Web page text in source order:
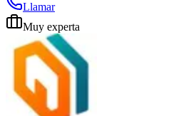
Llamar
Muy experta